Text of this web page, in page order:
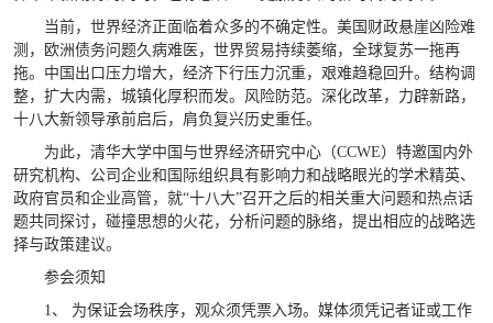
当前，世界经济正面临着众多的不确定性。美国财政悬崖凶险难
测，欧洲债务问题久病难医，世界贸易持续萎缩，全球复苏一拖再
拖。中国出口压力增大，经济下行压力沉重，艰难趋稳回升。结构调
整，扩大内需，城镇化厚积而发。风险防范。深化改革，力辟新路，
十八大新领导承前启后，肩负复兴历史重任。
为此，清华大学中国与世界经济研究中心（CCWE）特邀国内外
研究机构、公司企业和国际组织具有影响力和战略眼光的学术精英、
政府官员和企业高管，就“十八大”召开之后的相关重大问题和热点话
题共同探讨，碰撞思想的火花，分析问题的脉络，提出相应的战略选
择与政策建议。
参会须知
1、 为保证会场秩序，观众须凭票入场。媒体须凭记者证或工作